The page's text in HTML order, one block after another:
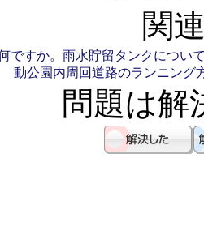
関
ですか。 雨水貯留タンクについ
動公園内周回道路のランニング
問題は解